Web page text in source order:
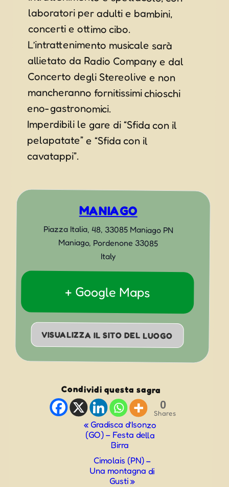
concerti e ottimo cibo.
L’intrattenimento musicale sarà
allietato da Radio Company e dal
Concerto degli Stereolive e non
mancheranno fornitissimi chioschi
eno-gastronomici.
Imperdibili le gare di “Sfida con il
pelapatate” e “Sfida con il
cavatappi”.
MANIAGO
Piazza Italia, 48, 33085 Maniago PN
Maniago, Pordenone 33085
Italy
+ Google Maps
VISUALIZZA IL SITO DEL LUOGO
Condividi questa sagra
0
Shares
Navigazione
«Gradisca d’Isonzo
(GO) – Festa della
Birra
Cimolais (PN) –
Una montagna di
Gusti»